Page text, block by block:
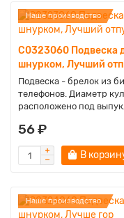
Наше производство
C0323060 Подвеска
шнурком, Лучший
Подвеска - брелок из
телефонов. Диаметр
расположено под
56 ₽
В
Наше производство